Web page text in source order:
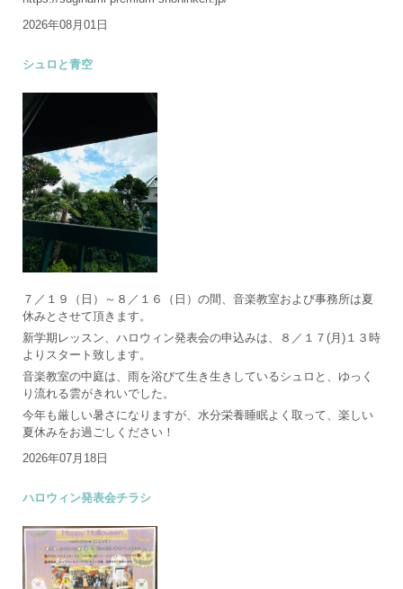
2026年08月01日
シュロと青空
７／１９（日）～８／１６（日）の間、音楽教室および事務所は夏
休みとさせて頂きます。
新学期レッスン、ハロウィン発表会の申込みは、８／１７(月)１３時
よりスタート致します。
音楽教室の中庭は、雨を浴びて生き生きしているシュロと、ゆっく
り流れる雲がきれいでした。
今年も厳しい暑さになりますが、水分栄養睡眠よく取って、楽しい
夏休みをお過ごしください！
2026年07月18日
ハロウィン発表会チラシ